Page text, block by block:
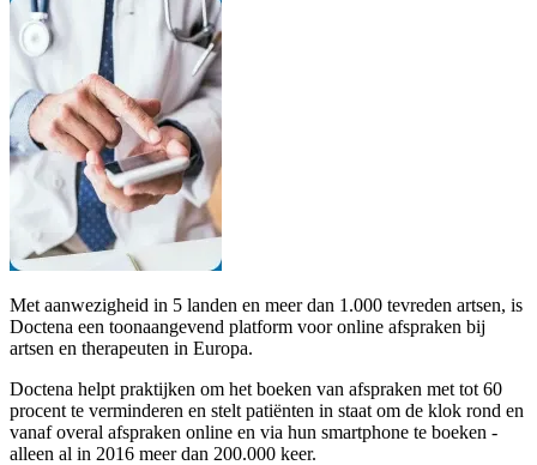
Met aanwezigheid in 5 landen en meer dan 1.000 tevreden artsen, is
Doctena een toonaangevend platform voor online afspraken bij
artsen en therapeuten in Europa.
Doctena helpt praktijken om het boeken van afspraken met tot 60
procent te verminderen en stelt patiënten in staat om de klok rond en
vanaf overal afspraken online en via hun smartphone te boeken -
alleen al in 2016 meer dan 200.000 keer.